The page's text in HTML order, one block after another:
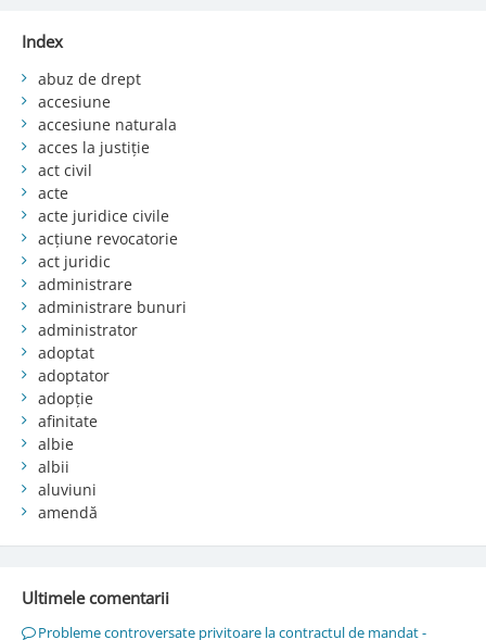
Index
abuz de drept
accesiune
accesiune naturala
acces la justiție
act civil
acte
acte juridice civile
acțiune revocatorie
act juridic
administrare
administrare bunuri
administrator
adoptat
adoptator
adopție
afinitate
albie
albii
aluviuni
amendă
Ultimele comentarii
Probleme controversate privitoare la contractul de mandat -